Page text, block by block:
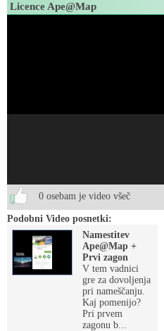
Licence Ape@Map
0 osebam je video všeč
Podobni Video posnetki:
Namestitev
Ape@Map +
Prvi zagon
V tem vadnici
gre za dovoljenja
pri nameščanju.
Kaj pomenijo?
Pri prvem
zagonu b...